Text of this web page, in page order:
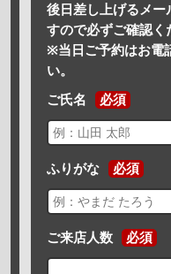
後日差し上げるメー
すので必ずご確認く
※当日ご予約はお電
い。
ご氏名 必須
ふりがな 必須
ご来店人数 必須